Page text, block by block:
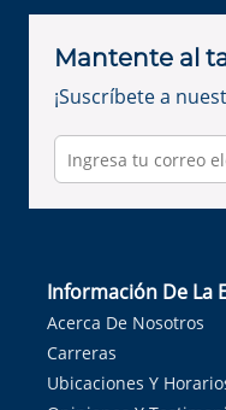
Mantente al
¡Suscríbete a
Información De La
Acerca De Nosotros
Carreras
Ubicaciones Y